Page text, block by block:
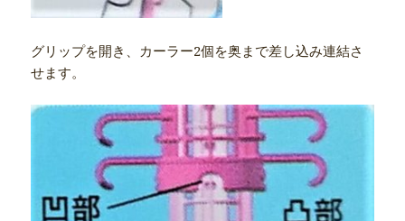
グリップを開き、カーラー2個を奥まで差し込み連結さ
せます。